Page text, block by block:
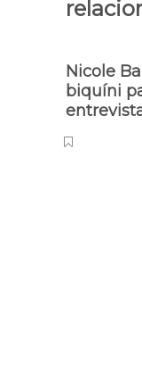
Nicole
biquíni